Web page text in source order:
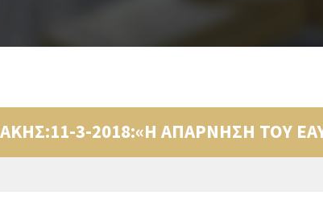
3-2018:«Η ΑΠΑΡΝΗΣΗ ΤΟΥ